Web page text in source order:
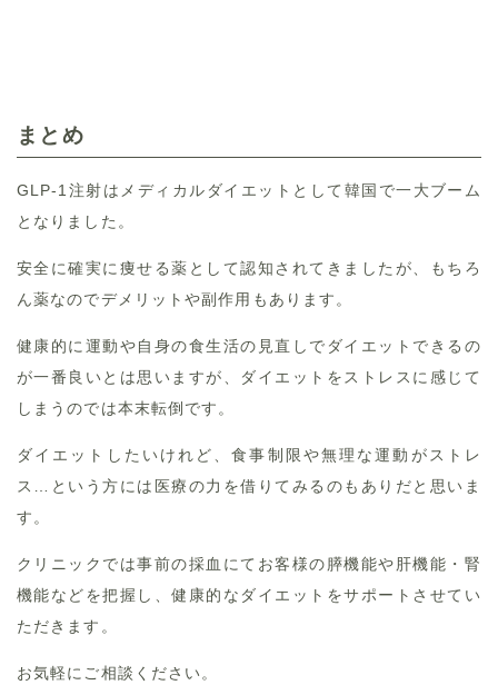
まとめ
GLP-1注射はメディカルダイエットとして韓国で一大ブーム
となりました。
安全に確実に痩せる薬として認知されてきましたが、もちろ
ん薬なのでデメリットや副作用もあります。
健康的に運動や自身の食生活の見直しでダイエットできるの
が一番良いとは思いますが、ダイエットをストレスに感じて
しまうのでは本末転倒です。
ダイエットしたいけれど、食事制限や無理な運動がストレ
ス…という方には医療の力を借りてみるのもありだと思いま
す。
クリニックでは事前の採血にてお客様の膵機能や肝機能・腎
機能などを把握し、健康的なダイエットをサポートさせてい
ただきます。
お気軽にご相談ください。